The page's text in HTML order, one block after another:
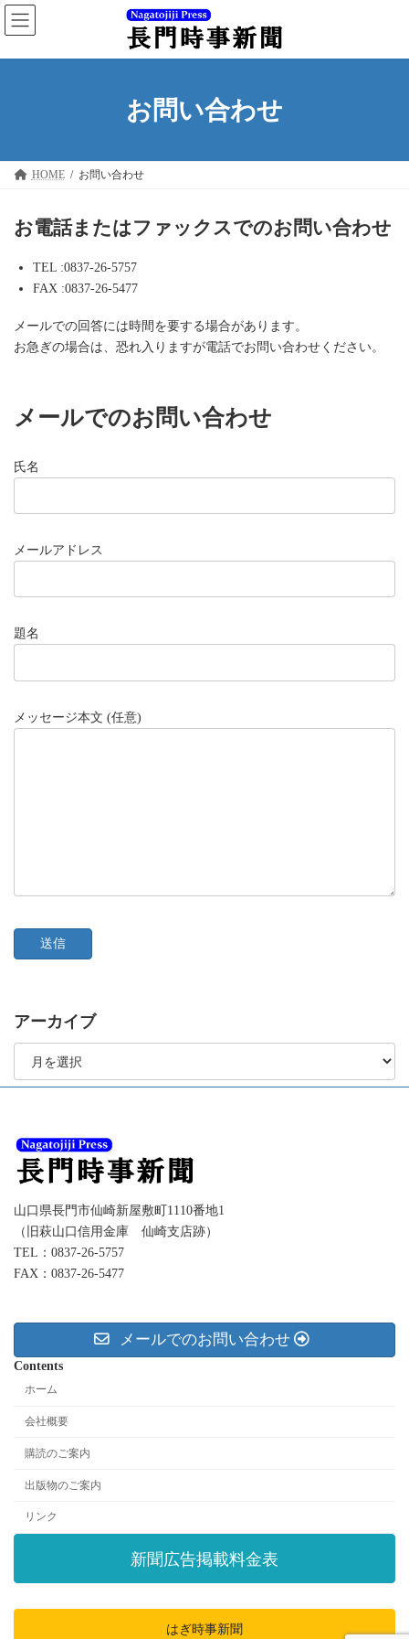
コ
ン
テ
ン
ナ
ビ
ゲ
ー
お問い合わせ
HOME お問い合わせ
お電話またはファックスでのお問い合わせ
TEL :0837-26-5757
FAX :0837-26-5477
メールでの回答には時間を要する場合があります。
お急ぎの場合は、恐れ入りますが電話でお問い合わせください。
メールでのお問い合わせ
氏名
メールアドレス
題名
メッセージ本文 (任意)
アーカイブ
ア
イ
山口県長門市仙崎新屋敷町1110番地1
（旧萩山口信用金庫 仙崎支店跡）
TEL：0837-26-5757
FAX：0837-26-5477
メールでのお問い合わせ
Contents
ホーム
会社概要
購読のご案内
出版物のご案内
リンク
新聞広告掲載料金表
はぎ時事新聞